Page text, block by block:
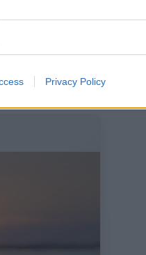
Privacy Policy
Feliratkozom
A hozzájárulásom bármikor